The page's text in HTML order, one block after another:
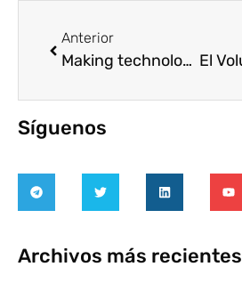
Anterior
Making technology a solidarity tool
Síguenos
Archivos más recientes